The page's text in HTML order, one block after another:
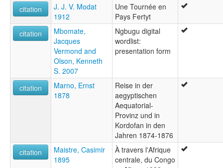
citation
J. J. V. Modat
1912
Une Tournée en
Pays Fertyt
citation
Mbomate,
Jacques
Vermond and
Olson, Kenneth
S. 2007
Ngbugu digital
wordlist:
presentation form
citation
Marno, Ernst
1878
Reise in der
aegyptischen
Aequatorial-
Provinz und in
Kordofan in den
Jahren 1874-1876
citation
Maistre, Casimir
1895
À travers l'Afrique
centrale, du Congo